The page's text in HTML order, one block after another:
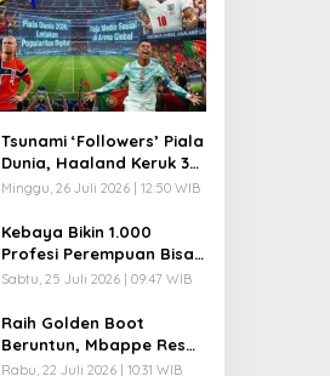
Tsunami ‘Followers’ Piala
Dunia, Haaland Keruk 32
Juta, Kiper 40 Tahun
Minggu, 26 Juli 2026 | 12:50 WIB
Kebaya Bikin 1.000
Profesi Perempuan Bisa
Menyatu di Arena
Sabtu, 25 Juli 2026 | 09:47 WIB
Raih Golden Boot
Beruntun, Mbappe Resmi
Kunci Takhta Top Skor
Rabu, 22 Juli 2026 | 10:31 WIB